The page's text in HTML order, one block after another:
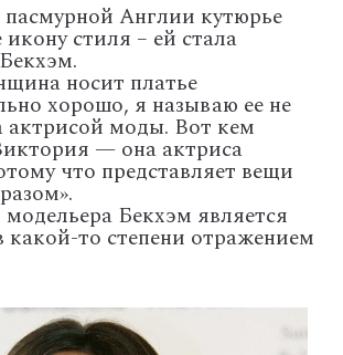
Англии кутюрье
икону стиля – ей стала
носит платье
хорошо, я называю ее не
актрисой моды. Вот кем
— она актриса
что представляет вещи
Бекхэм является
какой-то степени отражением